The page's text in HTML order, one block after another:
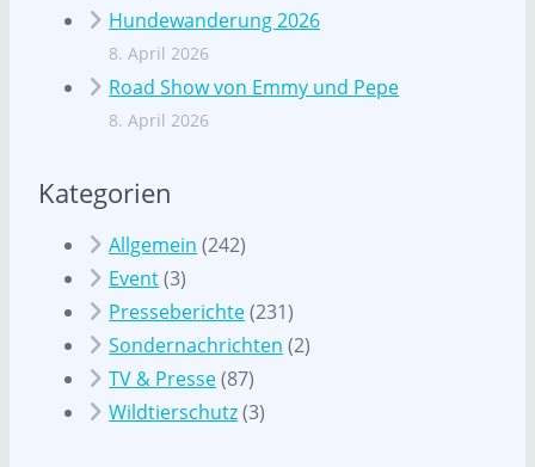
Hundewanderung 2026
8. April 2026
Road Show von Emmy und Pepe
8. April 2026
Kategorien
Allgemein (242)
Event(3)
Presseberichte(231)
Sondernachrichten (2)
TV & Presse(87)
Wildtierschutz(3)